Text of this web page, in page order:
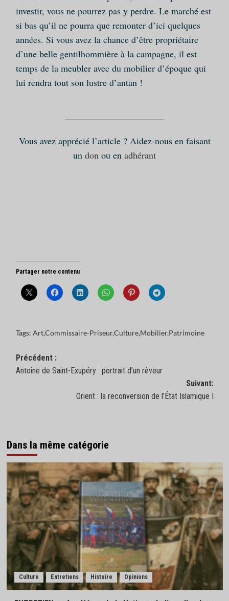
investir, vous ne pourrez pas y perdre. Le marché est
si bas qu’il ne pourra que remonter d’ici quelques
années. Si vous avez la chance d’être propriétaire
d’une belle gentilhommière à la campagne, il est
temps de la meubler avec du mobilier d’époque qui
lui rendra tout son lustre d’antan !
Vous avez apprécié l’article ? Aidez-nous en faisant
un don ou en adhérant
Partager notre contenu
Tags: Art,Commissaire-Priseur,Culture,Mobilier,Patrimoine
Navigation
d’article
Précédent :
Antoine de Saint-Exupéry : portrait d’un rêveur
Suivant:
Orient : la reconversion de l’État Islamique I
Dans la même catégorie
Culture Entretiens Histoire Opinions